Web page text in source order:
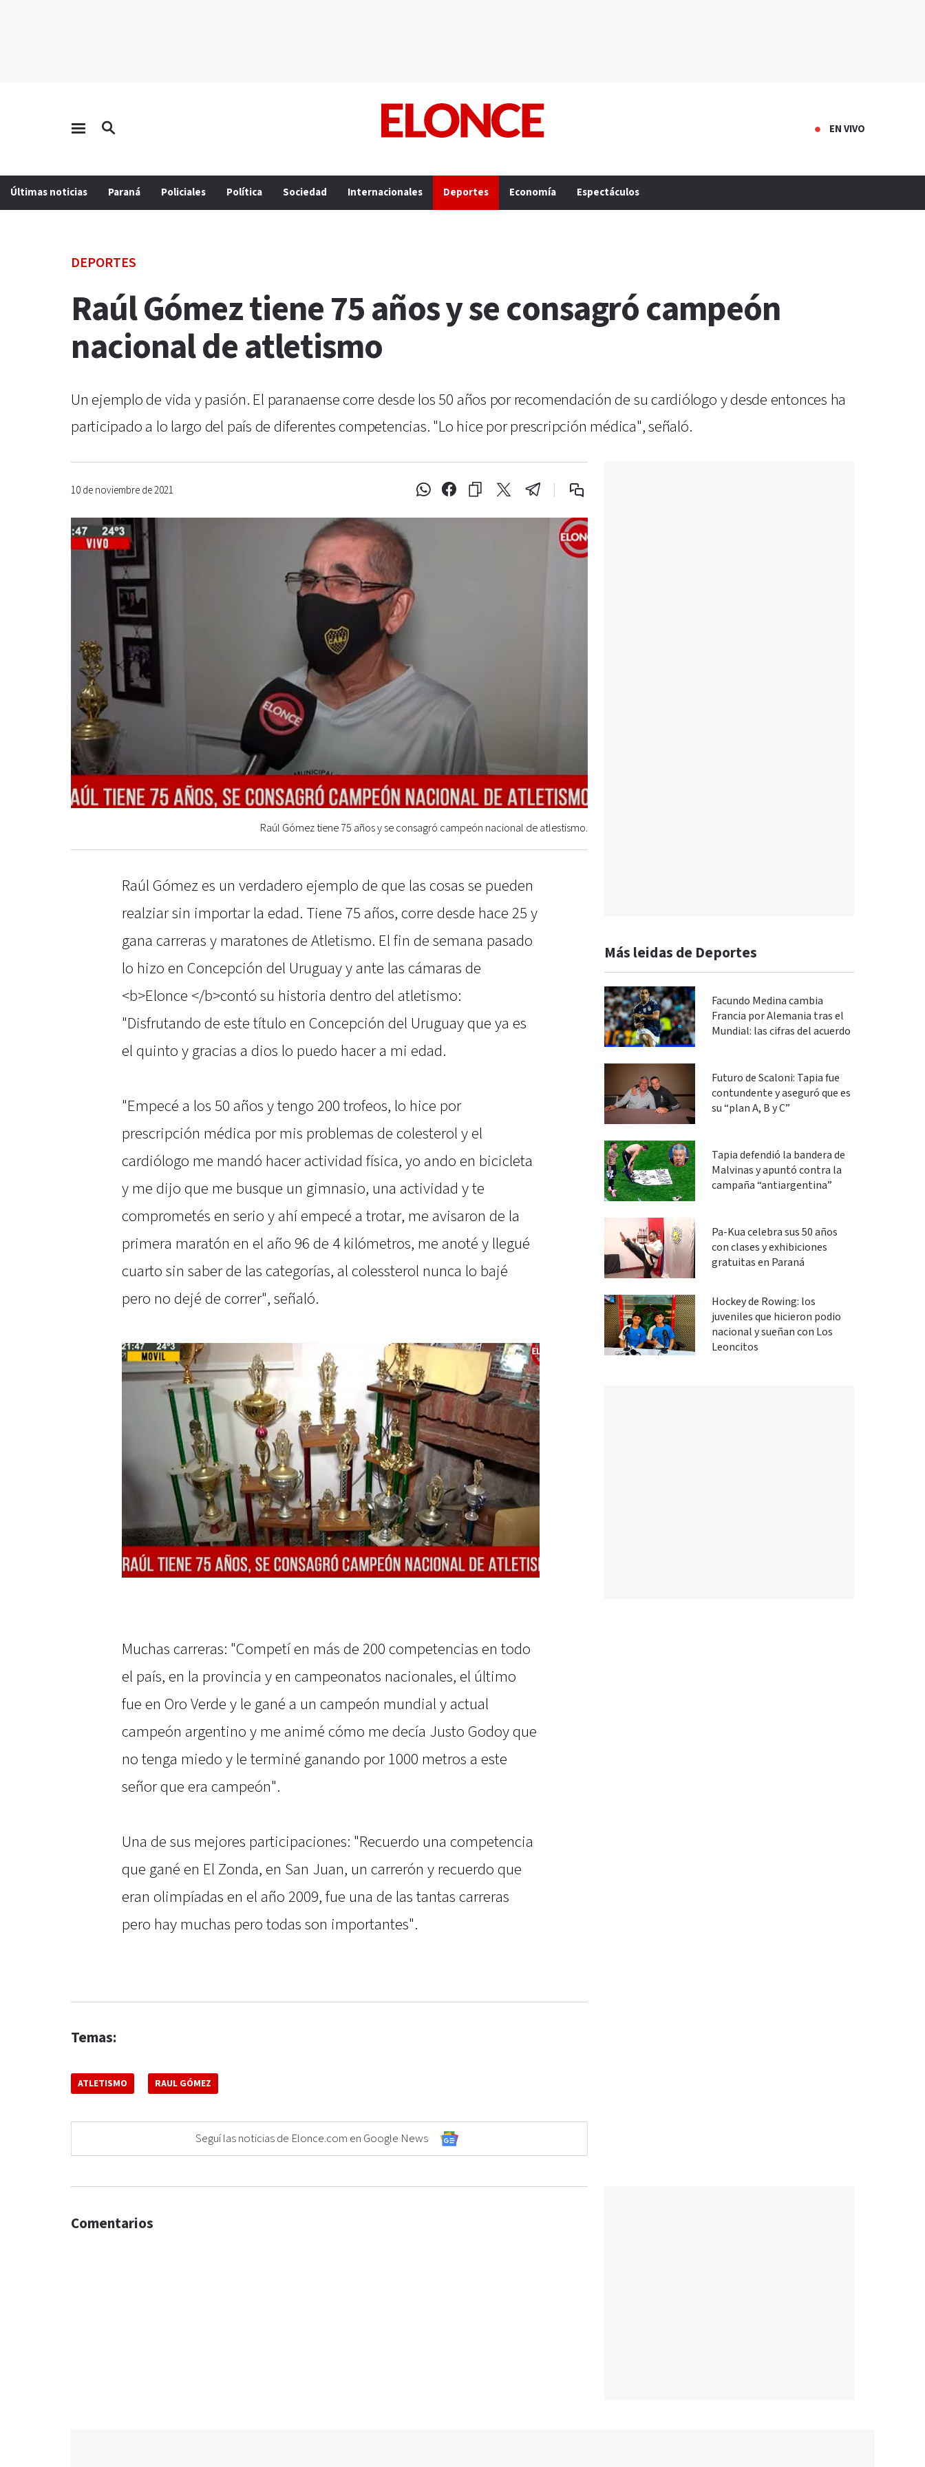
EN VIVO
Últimas noticias Paraná Policiales Política Sociedad Internacionales Deportes Economía Espectáculos
DEPORTES
Raúl Gómez tiene 75 años y se consagró campeón
nacional de atletismo
Un ejemplo de vida y pasión. El paranaense corre desde los 50 años por recomendación de su cardiólogo y desde entonces ha
participado a lo largo del país de diferentes competencias. "Lo hice por prescripción médica", señaló.
10 de noviembre de 2021
Raúl Gómez tiene 75 años y se consagró campeón nacional de atlestismo.
Raúl Gómez es un verdadero ejemplo de que las cosas se pueden
realziar sin importar la edad. Tiene 75 años, corre desde hace 25 y
gana carreras y maratones de Atletismo. El fin de semana pasado
lo hizo en Concepción del Uruguay y ante las cámaras de
<b>Elonce </b>contó su historia dentro del atletismo:
"Disfrutando de este título en Concepción del Uruguay que ya es
el quinto y gracias a dios lo puedo hacer a mi edad.
"Empecé a los 50 años y tengo 200 trofeos, lo hice por
prescripción médica por mis problemas de colesterol y el
cardiólogo me mandó hacer actividad física, yo ando en bicicleta
y me dijo que me busque un gimnasio, una actividad y te
comprometés en serio y ahí empecé a trotar, me avisaron de la
primera maratón en el año 96 de 4 kilómetros, me anoté y llegué
cuarto sin saber de las categorías, al colessterol nunca lo bajé
pero no dejé de correr", señaló.
Muchas carreras: "Competí en más de 200 competencias en todo
el país, en la provincia y en campeonatos nacionales, el último
fue en Oro Verde y le gané a un campeón mundial y actual
campeón argentino y me animé cómo me decía Justo Godoy que
no tenga miedo y le terminé ganando por 1000 metros a este
señor que era campeón".
Una de sus mejores participaciones: "Recuerdo una competencia
que gané en El Zonda, en San Juan, un carrerón y recuerdo que
eran olimpíadas en el año 2009, fue una de las tantas carreras
pero hay muchas pero todas son importantes".
Temas:
ATLETISMO RAUL GÓMEZ
Seguí las noticias de Elonce.com en Google News
Más leidas de Deportes
Facundo Medina cambia
Francia por Alemania tras el
Mundial: las cifras del acuerdo
Futuro de Scaloni: Tapia fue
contundente y aseguró que es
su “plan A, B y C”
Tapia defendió la bandera de
Malvinas y apuntó contra la
campaña “antiargentina”
Pa-Kua celebra sus 50 años
con clases y exhibiciones
gratuitas en Paraná
Hockey de Rowing: los
juveniles que hicieron podio
nacional y sueñan con Los
Leoncitos
Comentarios